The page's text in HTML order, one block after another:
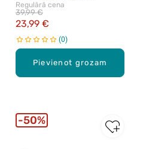
Pievienot grozam
Regulārā cena
23,99 €
39,99 €
0
50%